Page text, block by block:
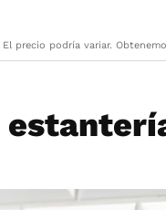
El precio podría variar.